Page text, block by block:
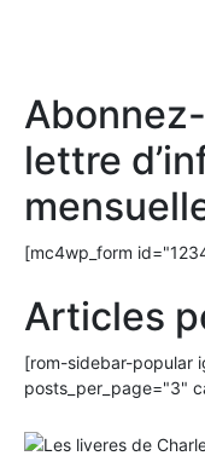
lettre
[mc4wp_form
Articles
[rom-sidebar-popular
posts_per_page="3"